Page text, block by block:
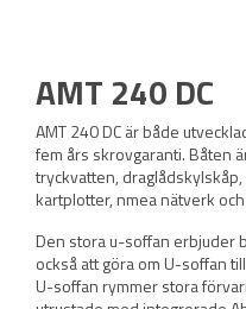
AMT 240 DC
AMT 240 DC är både
fem års skrovgaranti. Båten
tryckvatten,
kartplotter, nmea nätverk
Den stora u-soffan erbjuder
också att göra om U-soffan
U-soffan rymmer stora